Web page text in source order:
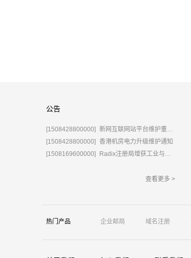
公告
[1508428800000] 新网互联网站平台维护重要通知
[1508428800000] 香港机房电力升级维护通知
[1508169600000]
Radix注册局增获工业与信息化部域名运营批复
查看更多 >
热门产品 企业邮局 域名注册